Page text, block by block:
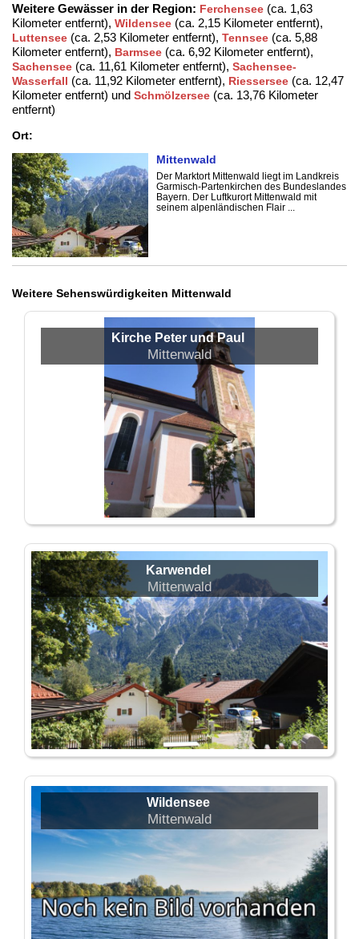
Weitere Gewässer in der Region: Ferchensee (ca. 1,63
Kilometer entfernt), Wildensee (ca. 2,15 Kilometer entfernt),
Luttensee (ca. 2,53 Kilometer entfernt), Tennsee (ca. 5,88
Kilometer entfernt), Barmsee (ca. 6,92 Kilometer entfernt),
Sachensee (ca. 11,61 Kilometer entfernt), Sachensee-
Wasserfall (ca. 11,92 Kilometer entfernt), Riessersee (ca. 12,47
Kilometer entfernt) und Schmölzersee (ca. 13,76 Kilometer
entfernt)
Ort:
Mittenwald
Der Marktort Mittenwald liegt im Landkreis
Garmisch-Partenkirchen des Bundeslandes
Bayern. Der Luftkurort Mittenwald mit
seinem alpenländischen Flair ...
Weitere Sehenswürdigkeiten Mittenwald
Kirche Peter und Paul
Mittenwald
Karwendel
Mittenwald
Wildensee
Mittenwald